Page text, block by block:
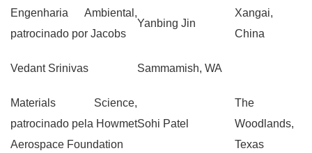
Engenharia Ambiental,
patrocinado por Jacobs
Yanbing Jin
Xangai,
China
Vedant Srinivas Sammamish, WA
Materials Science,
patrocinado pela Howmet
Aerospace Foundation
Sohi Patel
The
Woodlands,
Texas